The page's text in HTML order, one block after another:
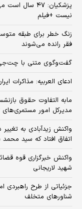
پزشکیان: ۴۷
نیست +فیلم
زنگ خطر برای طبقه
فقر رانده می‌شوند
گفت‌وگوی متنی با
ادعای العربیه: مذاکرات
مابه التفاوت حقوق
مدیرکل امور مستمری‌های
واکنش زیدآبادی به
اتفاق افتاد که سید محمد
واکنش خبرگزاری قوه
شهید لاریجانی
شناورهای متخلف